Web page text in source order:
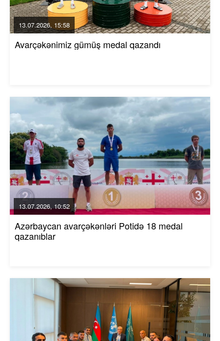
13.07.2026, 15:58
Avarçəkənimiz gümüş medal qazandı
13.07.2026, 10:52
Azərbaycan avarçəkənləri Potidə 18 medal
qazanıblar